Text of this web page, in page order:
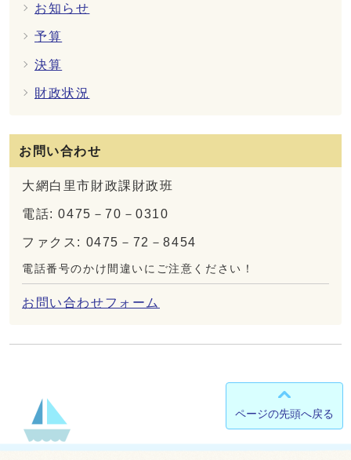
お知らせ
予算
決算
財政状況
お問い合わせ
大網白里市財政課財政班
電話: 0475－70－0310
ファクス: 0475－72－8454
電話番号のかけ間違いにご注意ください！
お問い合わせフォーム
ページの先頭へ戻る